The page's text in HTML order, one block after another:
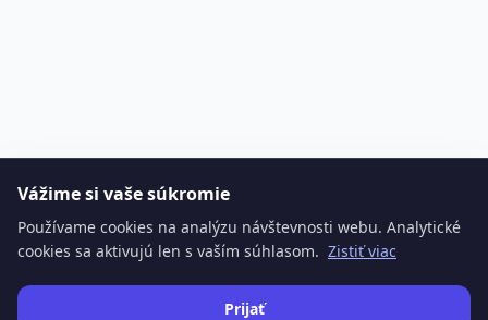
Vážime si vaše súkromie
Používame cookies na analýzu návštevnosti webu. Analytické
cookies sa aktivujú len s vaším súhlasom. Zistiť viac
Prijať